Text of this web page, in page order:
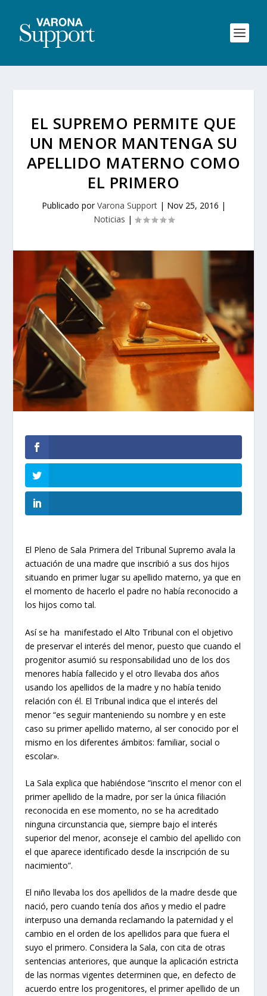
EL SUPREMO PERMITE QUE
UN MENOR MANTENGA SU
APELLIDO MATERNO COMO
EL PRIMERO
Publicado porVarona Support| Nov 25, 2016 |
Noticias |
El Pleno de Sala Primera del Tribunal Supremo avala la
actuación de una madre que inscribió a sus dos hijos
situando en primer lugar su apellido materno, ya que en
el momento de hacerlo el padre no había reconocido a
los hijos como tal.
Así se ha manifestado el Alto Tribunal con el objetivo
de preservar el interés del menor, puesto que cuando el
progenitor asumió su responsabilidad uno de los dos
menores había fallecido y el otro llevaba dos años
usando los apellidos de la madre y no había tenido
relación con él. El Tribunal indica que el interés del
menor “es seguir manteniendo su nombre y en este
caso su primer apellido materno, al ser conocido por el
mismo en los diferentes ámbitos: familiar, social o
escolar».
La Sala explica que habiéndose “inscrito el menor con el
primer apellido de la madre, por ser la única filiación
reconocida en ese momento, no se ha acreditado
ninguna circunstancia que, siempre bajo el interés
superior del menor, aconseje el cambio del apellido con
el que aparece identificado desde la inscripción de su
nacimiento”.
El niño llevaba los dos apellidos de la madre desde que
nació, pero cuando tenía dos años y medio el padre
interpuso una demanda reclamando la paternidad y el
cambio en el orden de los apellidos para que fuera el
suyo el primero. Considera la Sala, con cita de otras
sentencias anteriores, que aunque la aplicación estricta
de las normas vigentes determinen que, en defecto de
acuerdo entre los progenitores, el primer apellido de un